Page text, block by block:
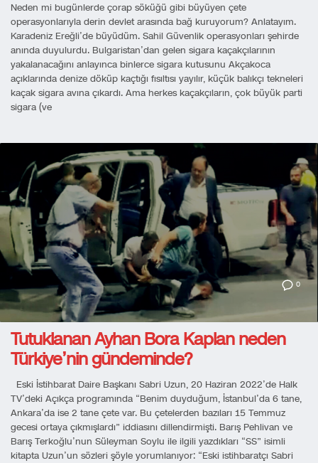
Neden mi bugünlerde çorap söküğü gibi büyüyen çete
operasyonlarıyla derin devlet arasında bağ kuruyorum? Anlatayım.
Karadeniz Ereğli’de büyüdüm. Sahil Güvenlik operasyonları şehirde
anında duyulurdu. Bulgaristan’dan gelen sigara kaçakçılarının
yakalanacağını anlayınca binlerce sigara kutusunu Akçakoca
açıklarında denize döküp kaçtığı fısıltısı yayılır, küçük balıkçı tekneleri
kaçak sigara avına çıkardı. Ama herkes kaçakçıların, çok büyük parti
sigara (ve
0
Tutuklanan Ayhan Bora Kaplan neden
Türkiye’nin gündeminde?
Eski İstihbarat Daire Başkanı Sabri Uzun, 20 Haziran 2022’de Halk
TV’deki Açıkça programında “Benim duyduğum, İstanbul’da 6 tane,
Ankara’da ise 2 tane çete var. Bu çetelerden bazıları 15 Temmuz
gecesi ortaya çıkmışlardı” iddiasını dillendirmişti. Barış Pehlivan ve
Barış Terkoğlu’nun Süleyman Soylu ile ilgili yazdıkları “SS” isimli
kitapta Uzun’un sözleri şöyle yorumlanıyor: “Eski istihbaratçı Sabri